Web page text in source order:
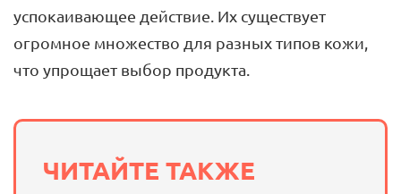
успокаивающее действие. Их существует
огромное множество для разных типов кожи,
что упрощает выбор продукта.
ЧИТАЙТЕ ТАКЖЕ